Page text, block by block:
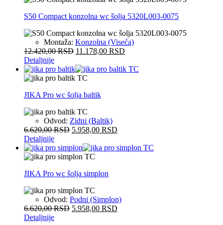
S50 Compact konzolna wc šolja 5320L003-0075
Montaža: Konzolna (Viseća)
12.420,00RSD 11.178,00 RSD
Detaljnije
JIKA Pro wc šolja baltik
Odvod: Zidni (Baltik)
6.620,00RSD 5.958,00 RSD
Detaljnije
JIKA Pro wc šolja simplon
Odvod: Podni (Simplon)
6.620,00RSD 5.958,00 RSD
Detaljnije